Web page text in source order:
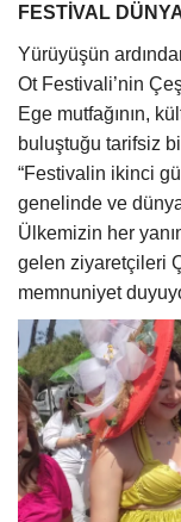
FESTİVAL
Yürüyüşün
Ot Festivali’nin
Ege mutfağının,
buluştuğu tarifsiz
“Festivalin ikinci
genelinde ve
Ülkemizin her
gelen ziyaretçileri
memnuniyet